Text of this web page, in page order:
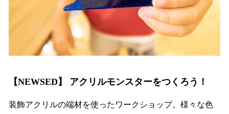
【NEWSED】 アクリルモンスターをつくろう！
装飾アクリルの端材を使ったワークショップ。様々な色